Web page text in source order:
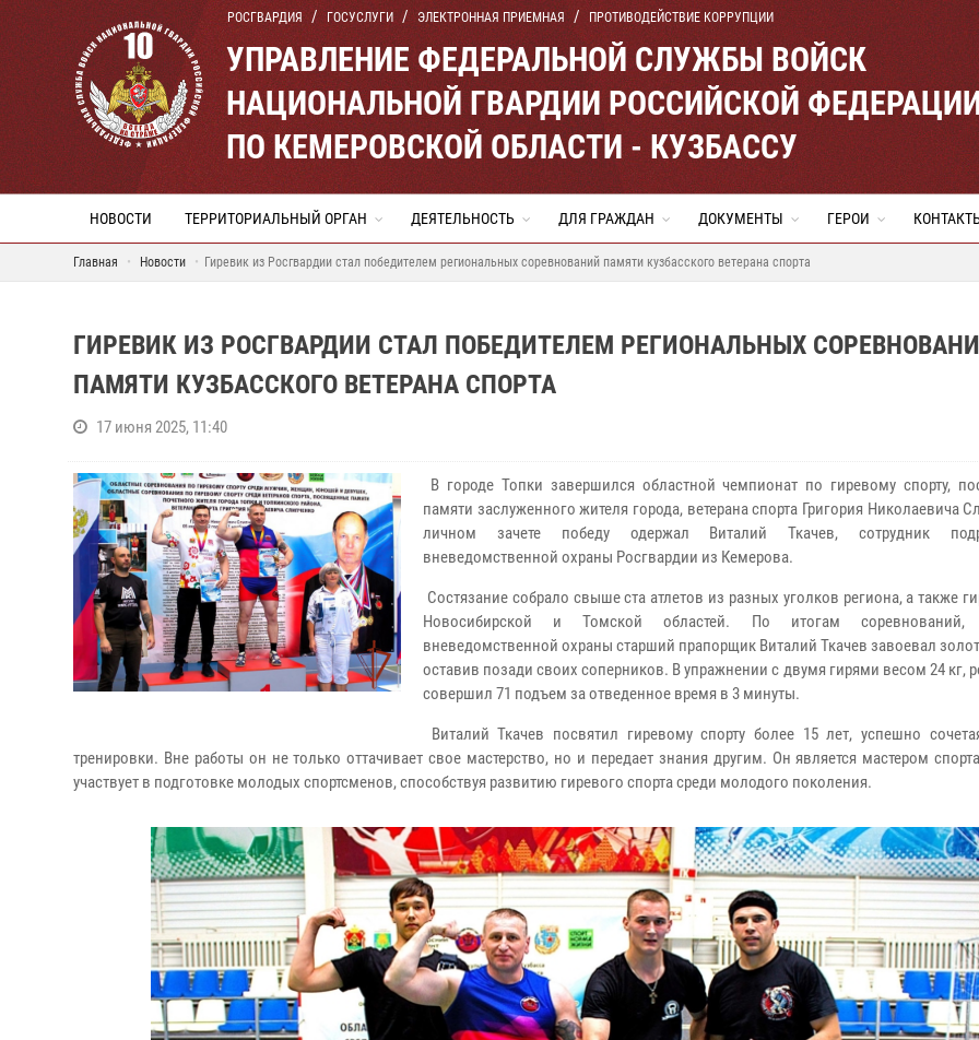
РОСГВАРДИЯ ГОСУСЛУГИ ЭЛЕКТРОННАЯ ПРИЕМНАЯ ПРОТИВОДЕЙСТВИЕ КОРРУПЦИИ
УПРАВЛЕНИЕ ФЕДЕРАЛЬНОЙ СЛУЖБЫ ВОЙСК
НАЦИОНАЛЬНОЙ ГВАРДИИ РОССИЙСКОЙ
ПО КЕМЕРОВСКОЙ ОБЛАСТИ - КУЗБАССУ
НОВОСТИ ТЕРРИТОРИАЛЬНЫЙ ОРГАН ДЕЯТЕЛЬНОСТЬ ДЛЯ ГРАЖДАН ДОКУМЕНТЫ ГЕРОИ
Главная Новости Гиревик из Росгвардии стал победителем региональных соревнований памяти кузбасского ветерана спорта
ГИРЕВИК ИЗ РОСГВАРДИИ СТАЛ ПОБЕДИТЕЛЕМ РЕГИОНАЛЬНЫХ
ПАМЯТИ КУЗБАССКОГО ВЕТЕРАНА СПОРТА
17 июня 2025, 11:40
В городе Топки завершился областной чемпионат по гиревому спорту,
памяти заслуженного жителя города, ветерана спорта Григория Николаевича
личном зачете победу одержал Виталий Ткачев, сотрудник
вневедомственной охраны Росгвардии из Кемерова.
Состязание собрало свыше ста атлетов из разных уголков региона, а также
Новосибирской и Томской областей. По итогам соревнований,
вневедомственной охраны старший прапорщик Виталий Ткачев завоевал
оставив позади своих соперников. В упражнении с двумя гирями весом 24 кг,
совершил 71 подъем за отведенное время в 3 минуты.
Виталий Ткачев посвятил гиревому спорту более 15 лет, успешно
тренировки. Вне работы он не только оттачивает свое мастерство, но и передает знания другим. Он является мастером
участвует в подготовке молодых спортсменов, способствуя развитию гиревого спорта среди молодого поколения.